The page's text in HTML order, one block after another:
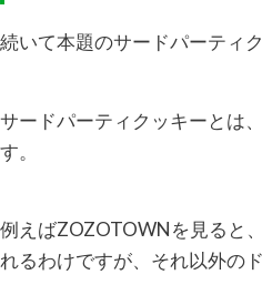
続いて本題のサードパーティ
サードパーティクッキーとは
す。
例えばZOZOTOWNを見ると
れるわけですが、それ以外の